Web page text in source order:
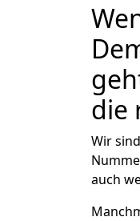
die
Wir
auch